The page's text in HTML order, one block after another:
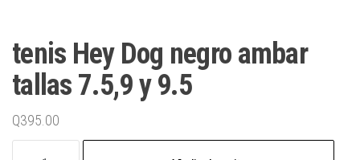
tenis Hey Dog negro ambar
tallas 7.5,9 y 9.5
Q395.00